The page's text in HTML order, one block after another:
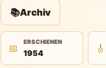
📚Archiv
📅
ERSCHIENEN
1954 🎸